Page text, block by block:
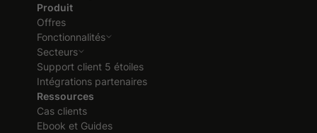
Produit
Offres
Fonctionnalités
Secteurs
Support client 5 étoiles
Intégrations partenaires
Ressources
Cas clients
Ebook et Guides